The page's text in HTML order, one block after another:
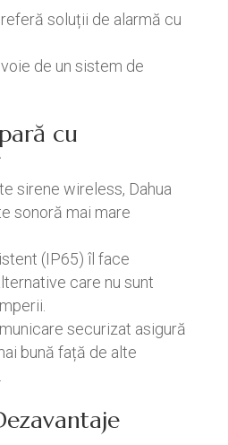
soluții de alarmă cu
de un sistem de
cu
sirene wireless, Dahua
sonoră mai mare
(IP65) îl face
care nu sunt
securizat asigură
bună față de alte